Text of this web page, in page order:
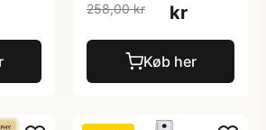
258,00 kr
kr
Køb her